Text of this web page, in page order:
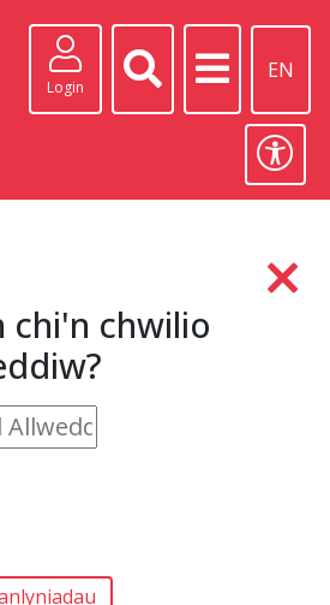
Login
EN
chi'n chwilio